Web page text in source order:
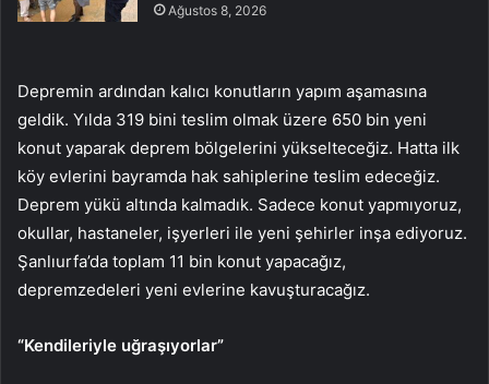
Ağustos 8, 2026
Depremin ardından kalıcı konutların yapım aşamasına
geldik. Yılda 319 bini teslim olmak üzere 650 bin yeni
konut yaparak deprem bölgelerini yükselteceğiz. Hatta ilk
köy evlerini bayramda hak sahiplerine teslim edeceğiz.
Deprem yükü altında kalmadık. Sadece konut yapmıyoruz,
okullar, hastaneler, işyerleri ile yeni şehirler inşa ediyoruz.
Şanlıurfa’da toplam 11 bin konut yapacağız,
depremzedeleri yeni evlerine kavuşturacağız.
“Kendileriyle uğraşıyorlar”